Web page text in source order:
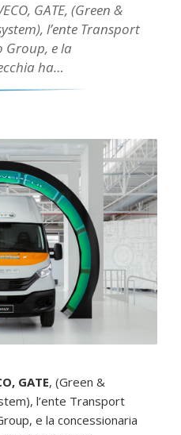
GATE, (Green &
l’ente Transport
Group, e la
ha…
GATE, (Green &
l’ente Transport
e la concessionaria